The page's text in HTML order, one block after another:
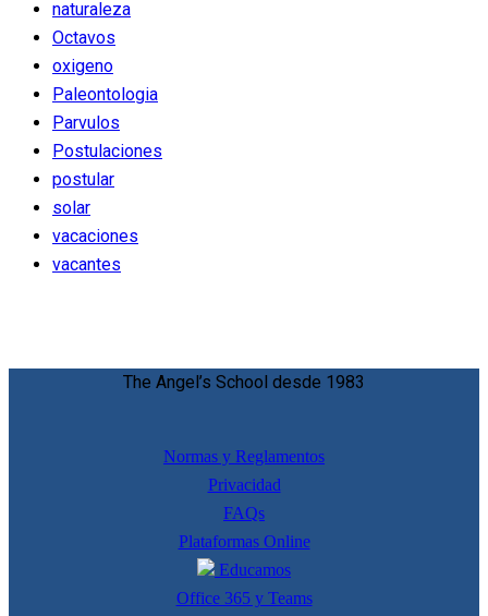
naturaleza
Octavos
oxigeno
Paleontologia
Parvulos
Postulaciones
postular
solar
vacaciones
vacantes
The Angel’s School desde 1983
Normas y Reglamentos
Privacidad
FAQs
Plataformas Online
Educamos
Office 365 y Teams